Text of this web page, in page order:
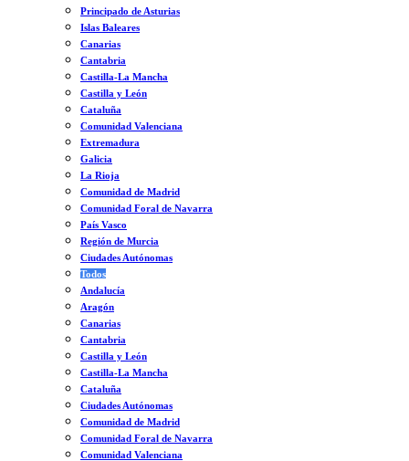
Principado de Asturias
Islas Baleares
Canarias
Cantabria
Castilla-La Mancha
Castilla y León
Cataluña
Comunidad Valenciana
Extremadura
Galicia
La Rioja
Comunidad de Madrid
Comunidad Foral de Navarra
País Vasco
Región de Murcia
Ciudades Autónomas
Todos
Andalucía
Aragón
Canarias
Cantabria
Castilla y León
Castilla-La Mancha
Cataluña
Ciudades Autónomas
Comunidad de Madrid
Comunidad Foral de Navarra
Comunidad Valenciana